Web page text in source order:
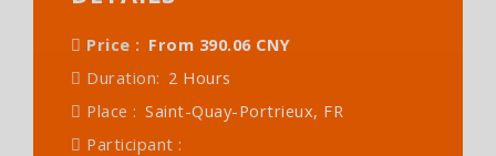
Price : From 390.06 CNY
Duration: 2 Hours
Place : Saint-Quay-Portrieux, FR
Participant :